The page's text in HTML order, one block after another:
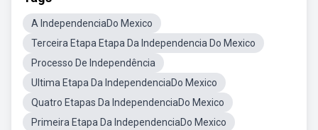
A IndependenciaDo Mexico
Terceira Etapa Etapa Da Independencia Do Mexico
Processo De Independência
Ultima Etapa Da IndependenciaDo Mexico
Quatro Etapas Da IndependenciaDo Mexico
Primeira Etapa Da IndependenciaDo Mexico